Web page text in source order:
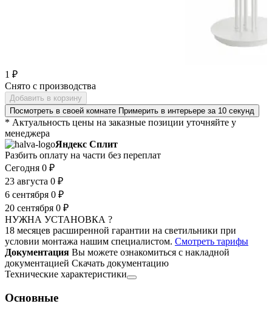
1 ₽
Снято с производства
Добавить в корзину
Посмотреть в своей комнате Примерить в интерьере за 10 секунд
* Актуальность цены на заказные позиции уточняйте у
менеджера
Яндекс Сплит
Разбить оплату на части без переплат
Сегодня 0 ₽
23 августа 0 ₽
6 сентября 0 ₽
20 сентября 0 ₽
НУЖНА УСТАНОВКА ?
18 месяцев расширенной гарантии на светильники при
условии монтажа нашим специалистом. Смотреть тарифы
Документация Вы можете ознакомиться с накладной
документацией Скачать документацию
Технические характеристики
Основные